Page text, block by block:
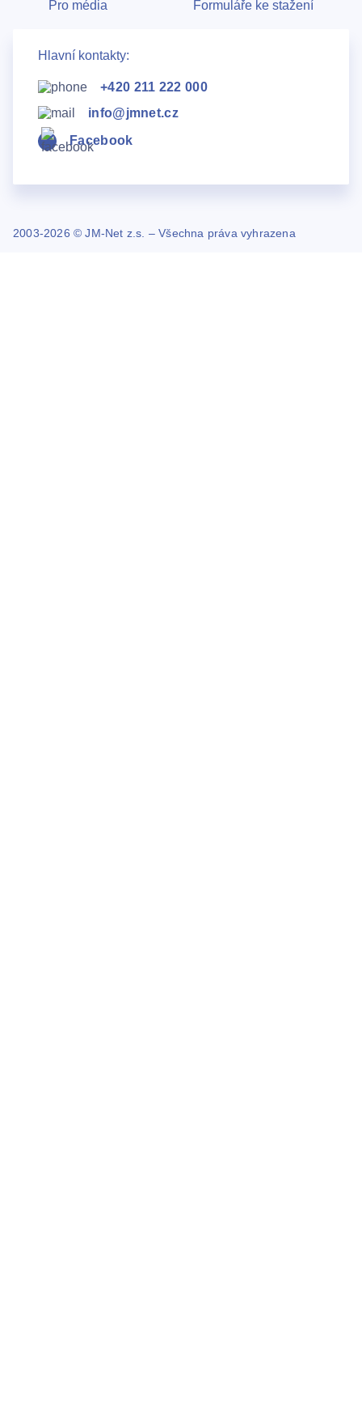
Pro média
Formuláře ke stažení
Hlavní kontakty:
+420 211 222 000
info@jmnet.cz
Facebook
2003-2026 © JM-Net z.s. – Všechna práva vyhrazena